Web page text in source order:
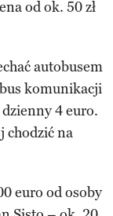
od ok. 50 zł
autobusem
komunikacji
4 euro.
chodzić na
euro od osoby